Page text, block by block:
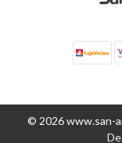
© 2026 www.san-